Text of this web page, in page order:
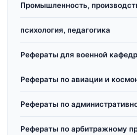
Промышленность,
психология, педагогика
Рефераты для военной
Рефераты по авиации и
Рефераты по
Рефераты по арбитражному